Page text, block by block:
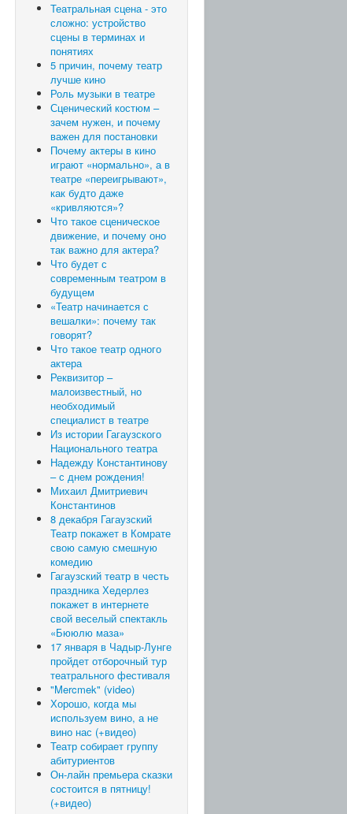
Театральная сцена - это
сложно: устройство
сцены в терминах и
понятиях
5 причин, почему театр
лучше кино
Роль музыки в театре
Сценический костюм –
зачем нужен, и почему
важен для постановки
Почему актеры в кино
играют «нормально», а в
театре «переигрывают»,
как будто даже
«кривляются»?
Что такое сценическое
движение, и почему оно
так важно для актера?
Что будет с
современным театром в
будущем
«Театр начинается с
вешалки»: почему так
говорят?
Что такое театр одного
актера
Реквизитор –
малоизвестный, но
необходимый
специалист в театре
Из истории Гагаузского
Национального театра
Надежду Константинову
– с днем рождения!
Михаил Дмитриевич
Константинов
8 декабря Гагаузский
Театр покажет в Комрате
свою самую смешную
комедию
Гагаузский театр в честь
праздника Хедерлез
покажет в интернете
свой веселый спектакль
«Бююлю маза»
17 января в Чадыр-Лунге
пройдет отборочный тур
театрального фестиваля
"Mercmek" (video)
Хорошо, когда мы
используем вино, а не
вино нас (+видео)
Театр собирает группу
абитуриентов
Он-лайн премьера сказки
состоится в пятницу!
(+видео)